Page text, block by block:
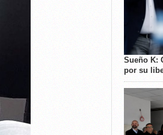
Sueño K:
por su